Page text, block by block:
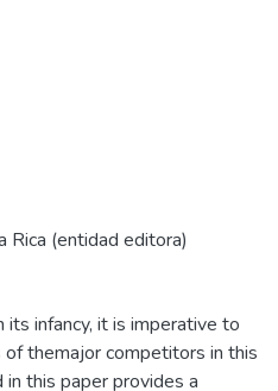
Rica (entidad editora)
infancy, it is imperative to
themajor competitors in this
this paper provides a